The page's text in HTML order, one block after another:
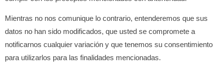
Mientras no nos comunique lo contrario, entenderemos que sus
datos no han sido modificados, que usted se compromete a
notificarnos cualquier variación y que tenemos su consentimiento
para utilizarlos para las finalidades mencionadas.